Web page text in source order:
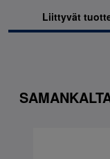
Liittyvät